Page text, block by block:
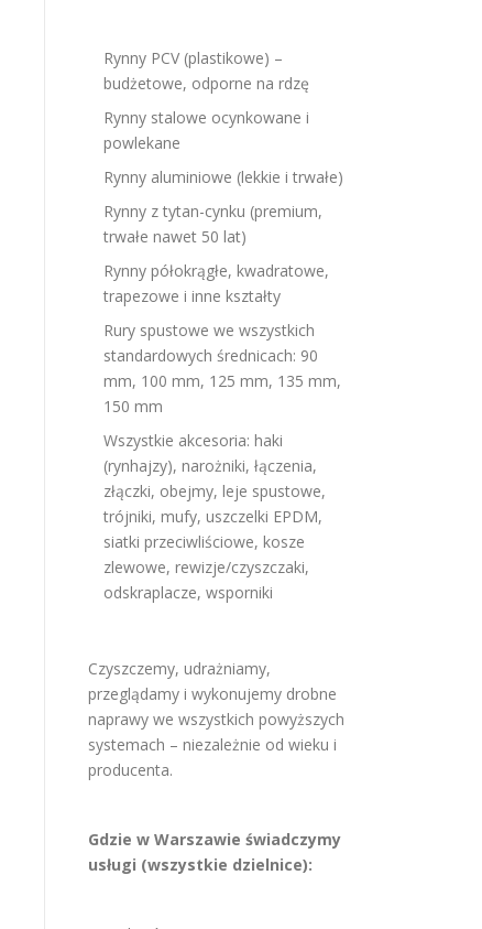
Rynny PCV (plastikowe) –
budżetowe, odporne na rdzę
Rynny stalowe ocynkowane i
powlekane
Rynny aluminiowe (lekkie i trwałe)
Rynny z tytan-cynku (premium,
trwałe nawet 50 lat)
Rynny półokrągłe, kwadratowe,
trapezowe i inne kształty
Rury spustowe we wszystkich
standardowych średnicach: 90
mm, 100 mm, 125 mm, 135 mm,
150 mm
Wszystkie akcesoria: haki
(rynhajzy), narożniki, łączenia,
złączki, obejmy, leje spustowe,
trójniki, mufy, uszczelki EPDM,
siatki przeciwliściowe, kosze
zlewowe, rewizje/czyszczaki,
odskraplacze, wsporniki
Czyszczemy, udrażniamy,
przeglądamy i wykonujemy drobne
naprawy we wszystkich powyższych
systemach – niezależnie od wieku i
producenta.
Gdzie w Warszawie świadczymy
usługi (wszystkie dzielnice):